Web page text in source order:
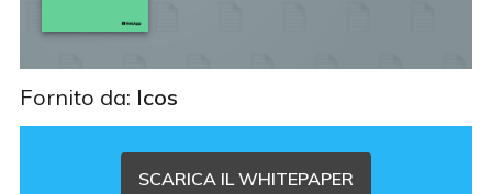
Fornito da: Icos
SCARICA IL WHITEPAPER